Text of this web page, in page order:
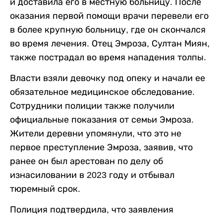
и доставила его в местную больницу. После
оказания первой помощи врачи перевели его
в более крупную больницу, где он скончался
во время лечения. Отец Эмроза, Султан Миян,
также пострадал во время нападения толпы.
Власти взяли девочку под опеку и начали ее
обязательное медицинское обследование.
Сотрудники полиции также получили
официальные показания от семьи Эмроза.
Жители деревни упомянули, что это не
первое преступление Эмроза, заявив, что
ранее он был арестован по делу об
изнасиловании в 2023 году и отбывал
тюремный срок.
Полиция подтвердила, что заявления